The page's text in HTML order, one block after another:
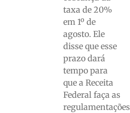
taxa de 20%
em 1º de
agosto. Ele
disse que esse
prazo dará
tempo para
que a Receita
Federal faça as
regulamentações